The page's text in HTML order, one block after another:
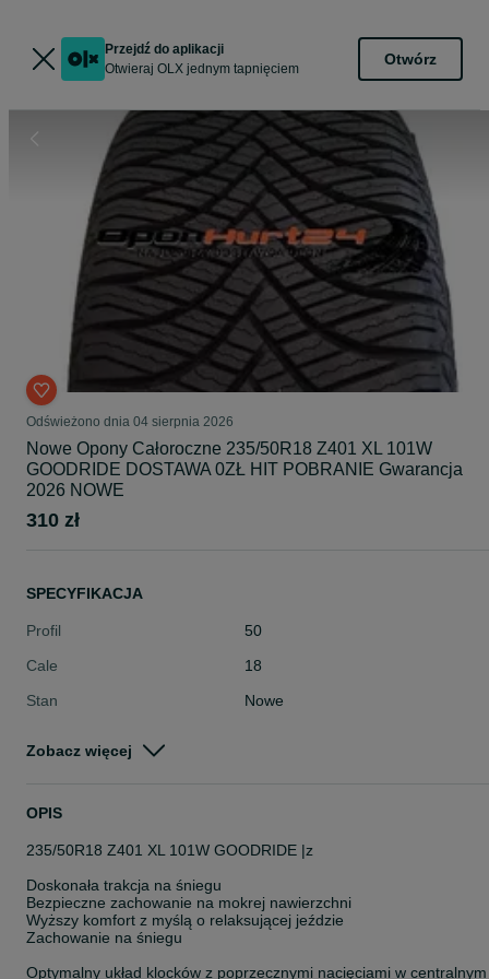
Przejdź do aplikacji
Otwieraj OLX jednym tapnięciem
Otwórz
Odświeżono dnia 04 sierpnia 2026
Nowe Opony Całoroczne 235/50R18 Z401 XL 101W
GOODRIDE DOSTAWA 0ZŁ HIT POBRANIE Gwarancja
2026 NOWE
310 zł
SPECYFIKACJA
Profil
50
Cale
18
Stan
Nowe
Szerokość
Zobacz więcej
OPIS
235/50R18 Z401 XL 101W GOODRIDE |z
Doskonała trakcja na śniegu
Bezpieczne zachowanie na mokrej nawierzchni
Wyższy komfort z myślą o relaksującej jeździe
Zachowanie na śniegu
Optymalny układ klocków z poprzecznymi nacięciami w centralnym